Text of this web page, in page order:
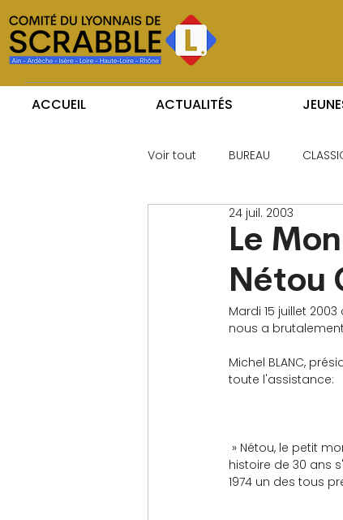
ACCUEIL ACTUALITÉS
Voir tout BUREAU
Le
Nétou
24 juil. 2003
Mardi 15 juillet
nous a
Michel BLANC,
toute l'assistance:
» Nétou, le petit
histoire de 30 ans
1974 un des tous